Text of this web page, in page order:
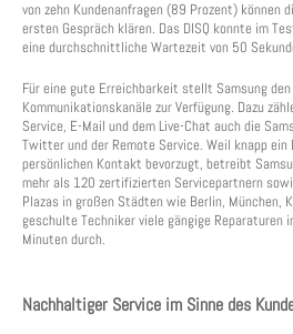
von zehn Kundenanfragen (89 Prozent)
ersten Gespräch klären. Das DISQ konnte im
eine durchschnittliche Wartezeit von 50
Für eine gute Erreichbarkeit stellt Samsung den
Kommunikationskanäle zur Verfügung. Dazu
Service, E-Mail und dem Live-Chat auch die
Twitter und der Remote Service. Weil knapp ein
persönlichen Kontakt bevorzugt, betreibt
mehr als 120 zertifizierten Servicepartnern
Plazas in großen Städten wie Berlin, München,
geschulte Techniker viele gängige Reparaturen
Minuten durch.
Nachhaltiger Service im Sinne des